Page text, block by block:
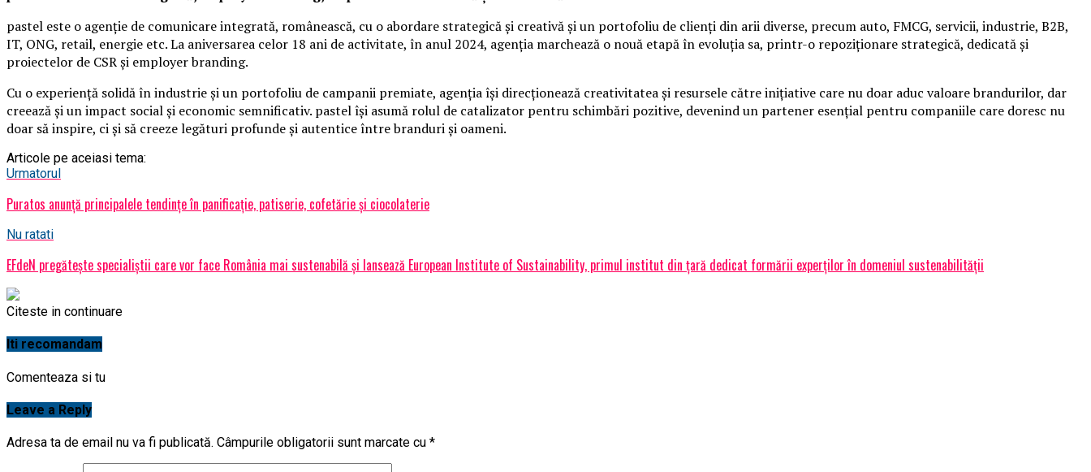
pastel este o agenție de comunicare integrată, românească, cu o abordare strategică și creativă și un portofoliu de clienți din arii diverse, precum auto, FMCG, servicii, industrie, B2B,
IT, ONG, retail, energie etc. La aniversarea celor 18 ani de activitate, în anul 2024, agenția marchează o nouă etapă în evoluția sa, printr-o repoziționare strategică, dedicată și
proiectelor de CSR și employer branding.
Cu o experiență solidă în industrie și un portofoliu de campanii premiate, agenția își direcționează creativitatea și resursele către inițiative care nu doar aduc valoare brandurilor, dar
creează și un impact social și economic semnificativ. pastel își asumă rolul de catalizator pentru schimbări pozitive, devenind un partener esențial pentru companiile care doresc nu
doar să inspire, ci și să creeze legături profunde și autentice între branduri și oameni.
Articole pe aceiasi tema:
Urmatorul
Puratos anunță principalele tendințe în panificație, patiserie, cofetărie și ciocolaterie
Nu ratati
EFdeN pregătește specialiștii care vor face România mai sustenabilă și lansează European Institute of Sustainability, primul institut din țară dedicat formării experților în domeniul sustenabilității
Citeste in continuare
Iti recomandam
Comenteaza si tu
Leave a Reply
Adresa ta de email nu va fi publicată. Câmpurile obligatorii sunt marcate cu *